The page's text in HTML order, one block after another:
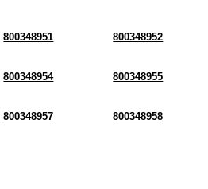
800348951 800348952
800348954 800348955
800348957 800348958